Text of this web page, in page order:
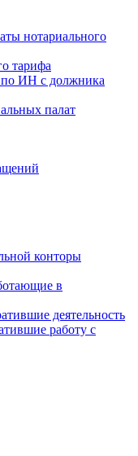
нотариального
тарифа
ИН с должника
палат
конторы
в
деятельность
работу с